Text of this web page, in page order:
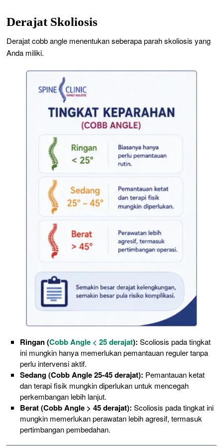
Derajat Skoliosis
Derajat cobb angle menentukan seberapa parah skoliosis yang
Anda miliki.
Ringan (Cobb Angle < 25 derajat): Scoliosis pada tingkat
ini mungkin hanya memerlukan pemantauan reguler tanpa
perlu intervensi aktif.
Sedang (Cobb Angle 25-45 derajat): Pemantauan ketat
dan terapi fisik mungkin diperlukan untuk mencegah
perkembangan lebih lanjut.
Berat (Cobb Angle > 45 derajat): Scoliosis pada tingkat ini
mungkin memerlukan perawatan lebih agresif, termasuk
pertimbangan pembedahan.